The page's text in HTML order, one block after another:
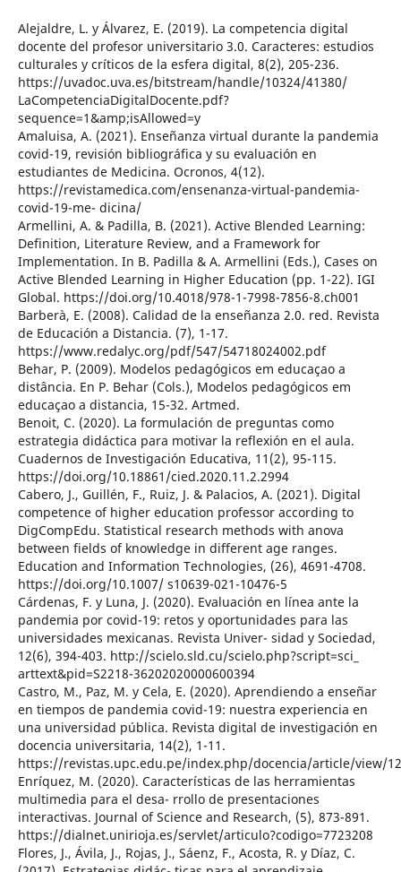
Alejaldre, L. y Álvarez, E. (2019). La competencia digital
docente del profesor universitario 3.0. Caracteres: estudios
culturales y críticos de la esfera digital, 8(2), 205-236.
https://uvadoc.uva.es/bitstream/handle/10324/41380/
LaCompetenciaDigitalDocente.pdf?
sequence=1&amp;isAllowed=y
Amaluisa, A. (2021). Enseñanza virtual durante la pandemia
covid-19, revisión bibliográfica y su evaluación en
estudiantes de Medicina. Ocronos, 4(12).
https://revistamedica.com/ensenanza-virtual-pandemia-
covid-19-me- dicina/
Armellini, A. & Padilla, B. (2021). Active Blended Learning:
Definition, Literature Review, and a Framework for
Implementation. In B. Padilla & A. Armellini (Eds.), Cases on
Active Blended Learning in Higher Education (pp. 1-22). IGI
Global. https://doi.org/10.4018/978-1-7998-7856-8.ch001
Barberà, E. (2008). Calidad de la enseñanza 2.0. red. Revista
de Educación a Distancia. (7), 1-17.
https://www.redalyc.org/pdf/547/54718024002.pdf
Behar, P. (2009). Modelos pedagógicos em educaçao a
distância. En P. Behar (Cols.), Modelos pedagógicos em
educaçao a distancia, 15-32. Artmed.
Benoit, C. (2020). La formulación de preguntas como
estrategia didáctica para motivar la reflexión en el aula.
Cuadernos de Investigación Educativa, 11(2), 95-115.
https://doi.org/10.18861/cied.2020.11.2.2994
Cabero, J., Guillén, F., Ruiz, J. & Palacios, A. (2021). Digital
competence of higher education professor according to
DigCompEdu. Statistical research methods with anova
between fields of knowledge in different age ranges.
Education and Information Technologies, (26), 4691-4708.
https://doi.org/10.1007/ s10639-021-10476-5
Cárdenas, F. y Luna, J. (2020). Evaluación en línea ante la
pandemia por covid-19: retos y oportunidades para las
universidades mexicanas. Revista Univer- sidad y Sociedad,
12(6), 394-403. http://scielo.sld.cu/scielo.php?script=sci_
arttext&pid=S2218-36202020000600394
Castro, M., Paz, M. y Cela, E. (2020). Aprendiendo a enseñar
en tiempos de pandemia covid-19: nuestra experiencia en
una universidad pública. Revista digital de investigación en
docencia universitaria, 14(2), 1-11.
https://revistas.upc.edu.pe/index.php/docencia/article/view/
Enríquez, M. (2020). Características de las herramientas
multimedia para el desa- rrollo de presentaciones
interactivas. Journal of Science and Research, (5), 873-891.
https://dialnet.unirioja.es/servlet/articulo?codigo=7723208
Flores, J., Ávila, J., Rojas, J., Sáenz, F., Acosta, R. y Díaz, C.